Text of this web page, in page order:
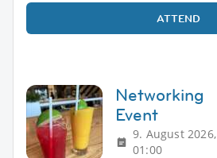
ATTEND
Networking
Event
9. August 2026,
01:00